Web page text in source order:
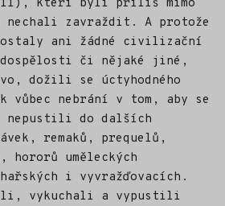
kteří byli příliš mimo
zavraždit. A protože
ani žádné civilizační
či nějaké jiné,
dožili se úctyhodného
vůbec nebrání v tom, aby se
nepustili do dalších
remaků, prequelů,
hororů uměleckých
i vyvražďovacích.
vykuchali a vypustili